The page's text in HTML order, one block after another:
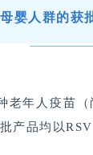
婴人群的获
老年人疫苗
产品均以